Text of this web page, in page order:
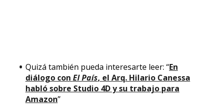
Quizá también pueda interesarte leer: “En
diálogo con El País, el Arq. Hilario Canessa
habló sobre Studio 4D y su trabajo para
Amazon”